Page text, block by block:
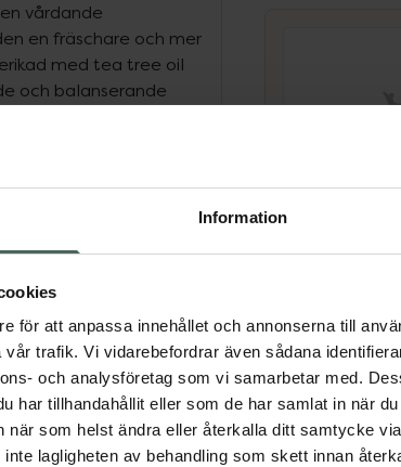
Information
för att anpassa innehållet och annonserna till
trafik. Vi vidarebefordrar även sådana
och analysföretag som vi samarbetar med.
har tillhandahållit eller som de har samlat in när
när som helst ändra eller återkalla ditt samtycke
lagligheten av behandling som skett innan
4.8 av 5 i
Sheet mask
Köp båda
41,80 kr
vårdande
en fräschare och mer
med tea tree oil
och balanserande
känns blank,
hjälper huden att
särskilt bra när
naturliga balans.
intryck och en
enligt
fräsch,
som gör det